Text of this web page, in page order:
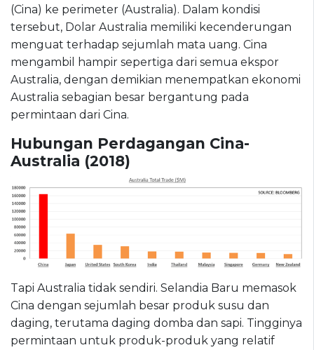
(Cina) ke perimeter (Australia). Dalam kondisi
tersebut, Dolar Australia memiliki kecenderungan
menguat terhadap sejumlah mata uang. Cina
mengambil hampir sepertiga dari semua ekspor
Australia, dengan demikian menempatkan ekonomi
Australia sebagian besar bergantung pada
permintaan dari Cina.
Hubungan Perdagangan Cina-
Australia (2018)
Tapi Australia tidak sendiri. Selandia Baru memasok
Cina dengan sejumlah besar produk susu dan
daging, terutama daging domba dan sapi. Tingginya
permintaan untuk produk-produk yang relatif